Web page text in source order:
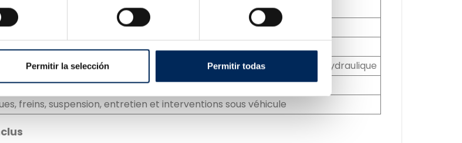
Permitir la selección Permitir todas
hauteur, verrou principal, sécurité anti-rupture de câble et soupape hydraulique
et cric central de 3 tonnes
freins, suspension, entretien et interventions sous véhicule